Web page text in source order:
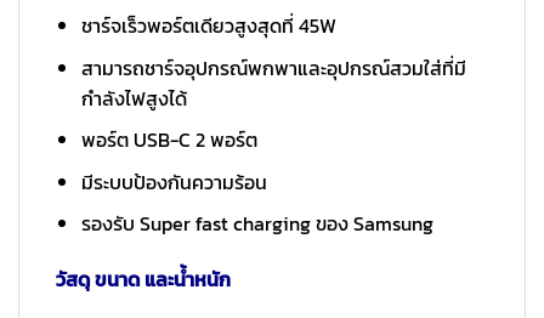
ชาร์จเร็วพอร์ตเดียวสูงสุดที่ 45W
สามารถชาร์จอุปกรณ์พกพาและอุปกรณ์สวมใส่ที่มี
กำลังไฟสูงได้
พอร์ต USB-C 2 พอร์ต
มีระบบป้องกันความร้อน
รองรับ Super fast charging ของ Samsung
วัสดุ ขนาด และน้ำหนัก